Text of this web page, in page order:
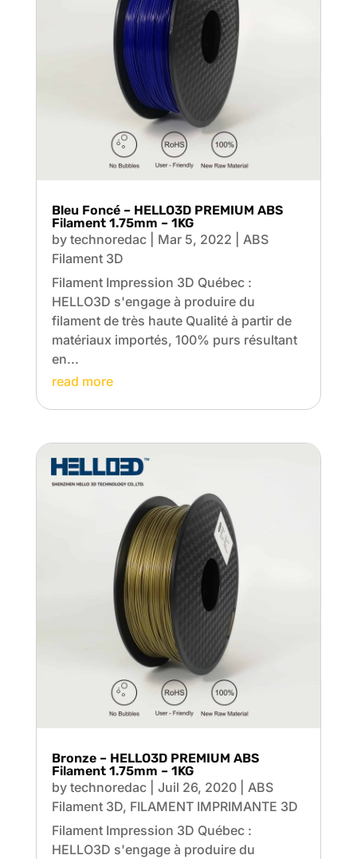
Bleu Foncé – HELLO3D PREMIUM ABS
Filament 1.75mm – 1KG
by technoredac| Mar 5, 2022
ABS
Filament 3D
Filament Impression 3D Québec :
HELLO3D s'engage à produire du
filament de très haute Qualité à partir de
matériaux importés, 100% purs résultant
en...
read more
Bronze – HELLO3D PREMIUM ABS
Filament 1.75mm – 1KG
by technoredac| Juil 26, 2020| ABS
Filament 3D, FILAMENT IMPRIMANTE 3D
Filament Impression 3D Québec :
HELLO3D s'engage à produire du